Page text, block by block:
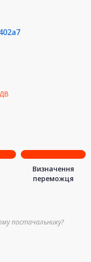
Визначення
переможця
постачальнику?